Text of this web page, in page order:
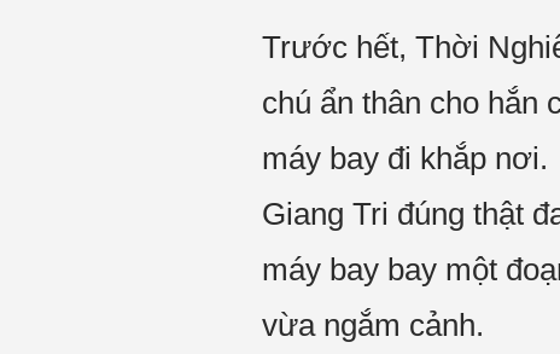
Trước hết, Thời
chú ẩn thân cho hắn
máy bay đi khắp nơi.
Giang Tri đúng thật
máy bay bay một
vừa ngắm cảnh.